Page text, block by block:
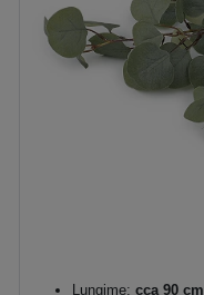
Lungime: cca 90 cm